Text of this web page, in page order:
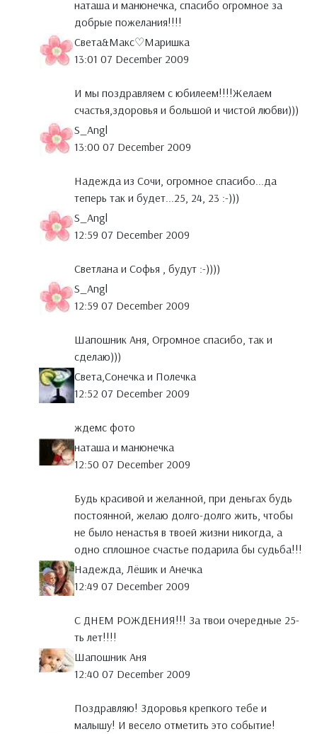
наташа и манюнечка, спасибо огромное за
добрые пожелания!!!!
Света&Макс♡Маришка
13:01 07 December 2009
И мы поздравляем с юбилеем!!!!Желаем
счастья,здоровья и большой и чистой любви)))
S_Angl
13:00 07 December 2009
Надежда из Сочи, огромное спасибо...да
теперь так и будет...25, 24, 23 :-)))
S_Angl
12:59 07 December 2009
Светлана и Софья , будут :-))))
S_Angl
12:59 07 December 2009
Шапошник Аня, Огромное спасибо, так и
сделаю)))
Света,Сонечка и Полечка
12:52 07 December 2009
ждемс фото
наташа и манюнечка
12:50 07 December 2009
Будь красивой и желанной, при деньгах будь
постоянной, желаю долго-долго жить, чтобы
не было ненастья в твоей жизни никогда, а
одно сплошное счастье подарила бы судьба!!!
Надежда, Лёшик и Анечка
12:49 07 December 2009
С ДНЕМ РОЖДЕНИЯ!!! За твои очередные 25-
ть лет!!!!
Шапошник Аня
12:40 07 December 2009
Поздравляю! Здоровья крепкого тебе и
малышу! И весело отметить это событие!